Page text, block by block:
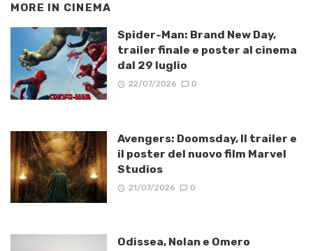
MORE IN CINEMA
Spider-Man: Brand New Day,
trailer finale e poster al cinema
dal 29 luglio
22/07/2026 0
Avengers: Doomsday, Il trailer e
il poster del nuovo film Marvel
Studios
21/07/2026 0
Odissea, Nolan e Omero